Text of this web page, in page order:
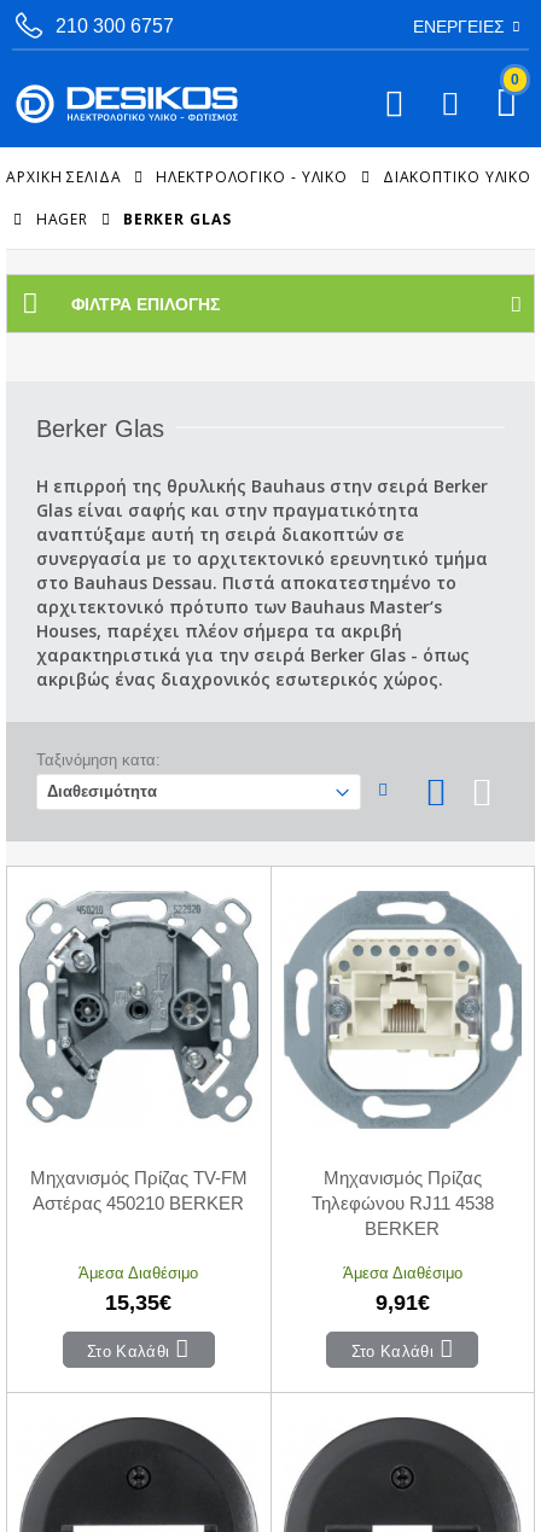
210 300 6757 ΕΝΈΡΓΕΙΕΣ
0
ΑΡΧΙΚΉ ΣΕΛΊΔΑ ΗΛΕΚΤΡΟΛΟΓΙΚΟ - ΥΛΙΚΟ ΔΙΑΚΟΠΤΙΚΌ ΥΛΙΚΌ
HAGER BERKER GLAS
ΦΊΛΤΡΑ ΕΠΙΛΟΓΉΣ
Berker Glas
Η επιρροή της θρυλικής Bauhaus στην σειρά Berker
Glas είναι σαφής και στην πραγματικότητα
αναπτύξαμε αυτή τη σειρά διακοπτών σε
συνεργασία με το αρχιτεκτονικό ερευνητικό τμήμα
στο Bauhaus Dessau. Πιστά αποκατεστημένο το
αρχιτεκτονικό πρότυπο των Bauhaus Master‘s
Houses, παρέχει πλέον σήμερα τα ακριβή
χαρακτηριστικά για την σειρά Berker Glas - όπως
ακριβώς ένας διαχρονικός εσωτερικός χώρος.
Ταξινόμηση κατα:
Μηχανισμός Πρίζας TV-FM
Αστέρας 450210 BERKER
Άμεσα Διαθέσιμο
15,35€
Στο Καλάθι
Μηχανισμός Πρίζας
Τηλεφώνου RJ11 4538
BERKER
Άμεσα Διαθέσιμο
9,91€
Στο Καλάθι